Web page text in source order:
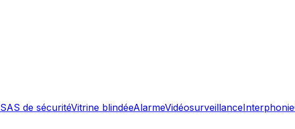
SAS de sécuritéVitrine blindéeAlarmeVidéosurveillanceInterphonie